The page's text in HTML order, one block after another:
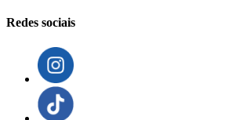
Redes sociais